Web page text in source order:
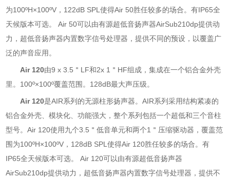
为100ºH×100ºV，122dB SPL使得Air 50胜任较多的场合。有IP65全
天候版本可选。 Air 50可以由有源超低音扬声器AirSub210dp提供动
力，超低音扬声器内置数字信号处理器，提供不同的预设，以覆盖广
泛的声音应用。
Air 120由9 x 3.5＂LF和2x 1＂HF组成，集成在一个铝合金外壳
里。100º×100º覆盖范围。128dB最大声压级。
Air 120是AIR系列的无源柱形扬声器。AIR系列采用结构紧凑的
铝合金外壳、模块化、功能强大，整个系列包括一个超低和三个音柱
型号。Air 120使用九个3.5＂低音单元和两个1＂压缩驱动器，覆盖范
围为100ºH×100ºV，128dB SPL使得Air 120胜任较多的场合。有
IP65全天候版本可选。 Air 120可以由有源超低音扬声器
AirSub210dp提供动力，超低音扬声器内置数字信号处理器，提供不